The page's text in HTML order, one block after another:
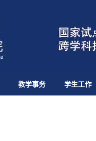
教学事务 学生工作